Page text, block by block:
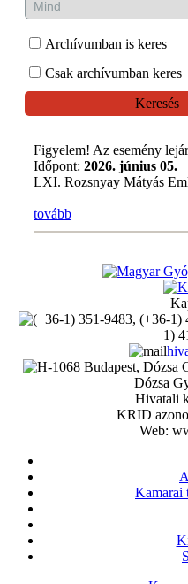
Archívumban is keres
Csak archívumban keres
Keresés
Figyelem! Az esemény
Időpont: 2026. június 05.
LXI. Rozsnyay Mátyás
tovább
1)
Dózsa
Hivatali
KRID
Web:
Kamarai